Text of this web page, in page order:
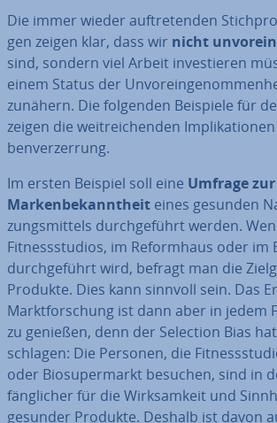
Die immer wieder auf­tre­ten­den
gen zeigen klar, dass wir nicht
sind, sondern viel Arbeit in­ves­tie­ren
einem Status der
zu­nä­hern. Die folgenden Beispiele für
zeigen die weit­rei­chen­den
ben­ver­zer­rung.
Im ersten Beispiel soll eine Umfrage
Mar­ken­be­kannt­heit eines gesunden
zungs­mit­tels durch­ge­führt werden.
Fit­ness­stu­di­os, im Re­form­haus oder im
durch­ge­führt wird, befragt man die
Produkte. Dies kann sinnvoll sein. Das
Markt­for­schung ist dann aber in jedem
zu genießen, denn der Selection Bias
schla­gen: Die Personen, die
oder Bio­super­markt besuchen, sind in
fäng­li­cher für die Wirk­sam­keit und
gesunder Produkte. Deshalb ist davon